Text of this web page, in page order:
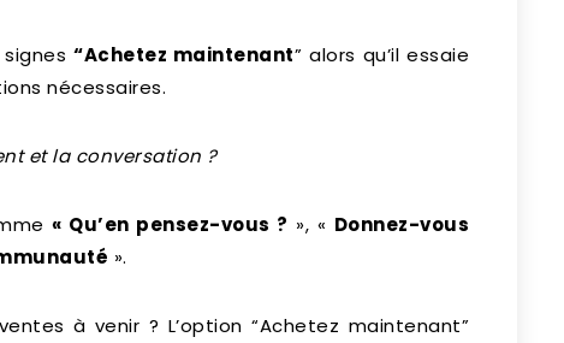
signes“Achetez maintenant” alors qu’il essaie
nécessaires.
et la conversation ?
« Qu’en pensez-vous ? », « Donnez-vous
».
à venir ? L’option “Achetez maintenant”